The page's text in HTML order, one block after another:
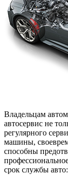
Владельцам
автосервис не
регулярного
машины,
способны
срок службы авто: